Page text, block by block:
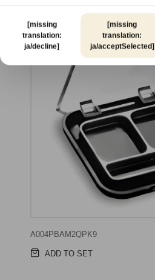
A004PBAM2QPK9
ADD TO SET
[missing
translation:
ja/decline]
[missing
translation:
ja/acceptSelected]